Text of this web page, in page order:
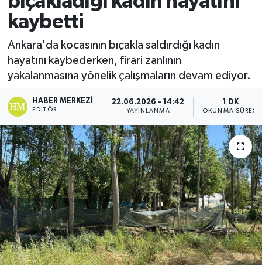
kaybetti
Ankara'da kocasının bıçakla saldırdığı kadın
hayatını kaybederken, firari zanlının
yakalanmasına yönelik çalışmaların devam ediyor.
HABER MERKEZI
EDITÖR
22.06.2026 - 14:42
YAYINLANMA
1 DK
OKUNMA SÜRESI
Ekonomi
Sağlık
Tokat Haber